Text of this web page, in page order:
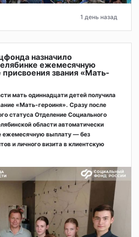
1 день назад
назначило
ежемесячную
звания «Мать-
мать одиннадцати детей получила
«Мать-героиня». Сразу после
статуса Отделение Социального
области автоматически
ежемесячную выплату — без
и личного визита в клиентскую